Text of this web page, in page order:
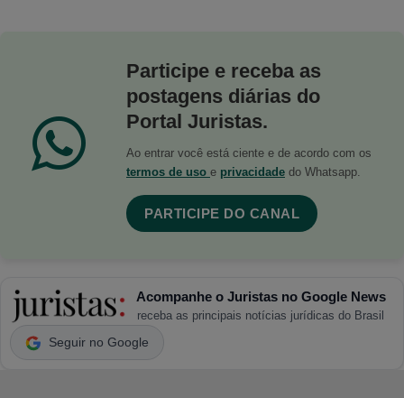
Participe e receba as
postagens diárias do
Portal Juristas.
Ao entrar você está ciente e de acordo com os
termos de uso e privacidade do Whatsapp.
PARTICIPE DO CANAL
Acompanhe o Juristas no Google News
receba as principais notícias jurídicas do Brasil
Seguir no Google